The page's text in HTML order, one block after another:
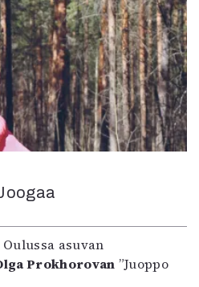
asuvan
Prokhorovan ”Juoppo